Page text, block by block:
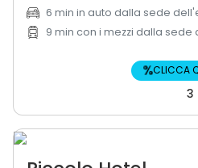
6 min in auto dalla sede
9 min con i mezzi dalla sede
%CLICCA
3